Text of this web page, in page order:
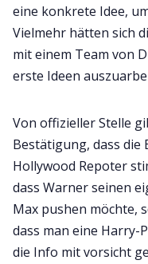
eine konkrete Idee,
Vielmehr hätten sich
mit einem Team von
erste Ideen
Von offizieller Stelle
Bestätigung, dass
Hollywood Repoter
dass Warner seinen
Max pushen möchte,
dass man eine Harry-
die Info mit vorsicht